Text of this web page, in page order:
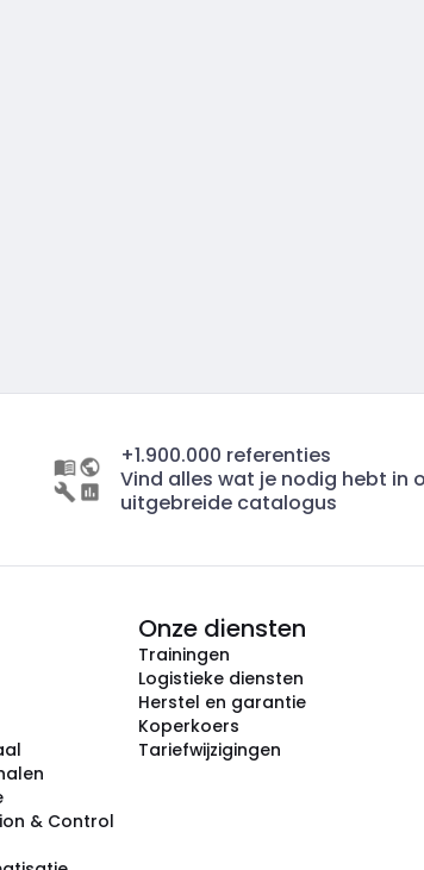
+1.900.000 referenties
Vind alles wat je nodig hebt in
uitgebreide catalogus
& Control
Onze diensten
Trainingen
Logistieke diensten
Herstel en garantie
Koperkoers
Tariefwijzigingen